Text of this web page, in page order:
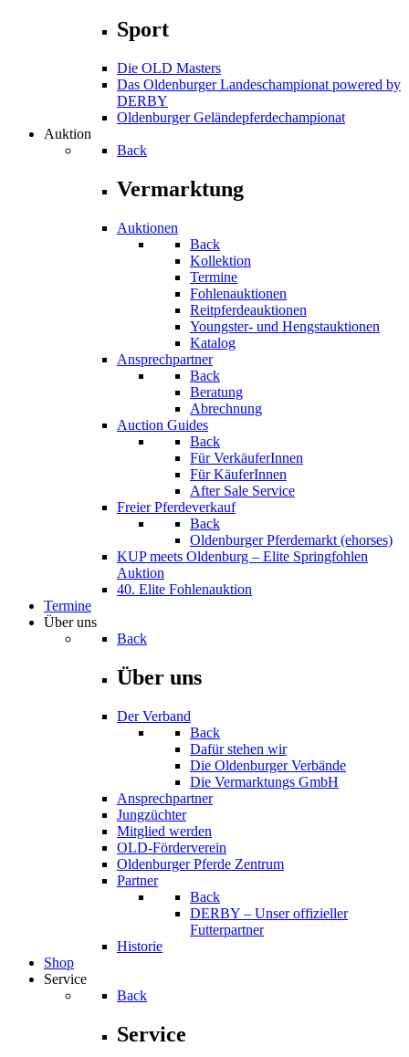
Sport
Die OLD Masters
Das Oldenburger Landeschampionat powered by
DERBY
Oldenburger Geländepferde­championat
Auktion
Back
Vermarktung
Auktionen
Back
Kollektion
Termine
Fohlenauktionen
Reitpferdeauktionen
Youngster- und Hengstauktionen
Katalog
Ansprechpartner
Back
Beratung
Abrechnung
Auction Guides
Back
Für VerkäuferInnen
Für KäuferInnen
After Sale Service
Freier Pferdeverkauf
Back
Oldenburger Pferdemarkt (ehorses)
KUP meets Oldenburg – Elite Springfohlen
Auktion
40. Elite Fohlenauktion
Termine
Über uns
Back
Über uns
Der Verband
Back
Dafür stehen wir
Die Oldenburger Verbände
Die Vermarktungs GmbH
Ansprechpartner
Jungzüchter
Mitglied werden
OLD-Förderverein
Oldenburger Pferde Zentrum
Partner
Back
DERBY – Unser offizieller
Futterpartner
Historie
Shop
Service
Back
Service